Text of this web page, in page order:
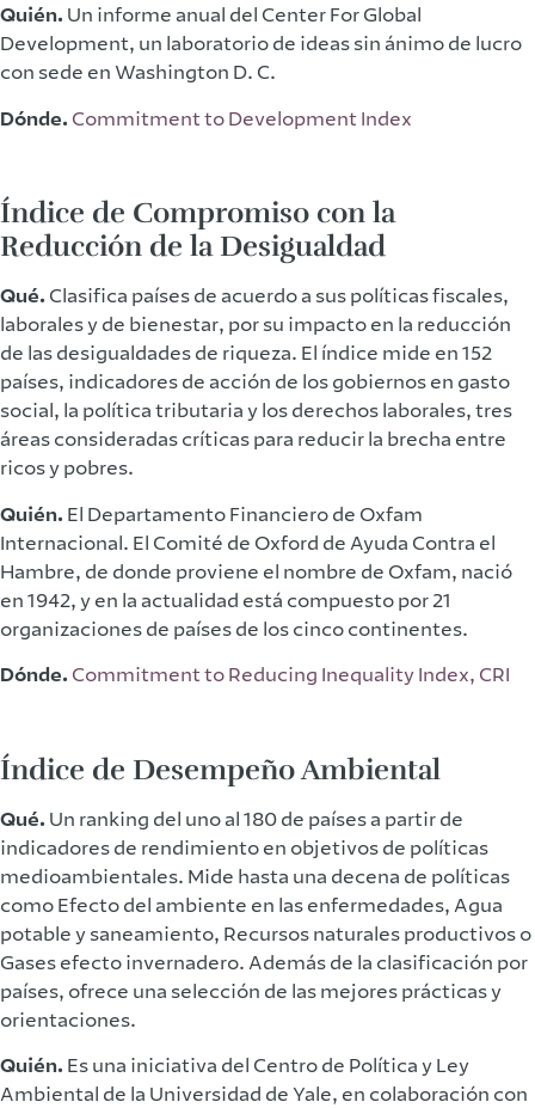
Quién. Un informe anual del Center For Global
Development, un laboratorio de ideas sin ánimo de lucro
con sede en Washington D. C.
Dónde. Commitment to Development Index
Índice de Compromiso con la
Reducción de la Desigualdad
Qué. Clasifica países de acuerdo a sus políticas fiscales,
laborales y de bienestar, por su impacto en la reducción
de las desigualdades de riqueza. El índice mide en 152
países, indicadores de acción de los gobiernos en gasto
social, la política tributaria y los derechos laborales, tres
áreas consideradas críticas para reducir la brecha entre
ricos y pobres.
Quién. El Departamento Financiero de Oxfam
Internacional. El Comité de Oxford de Ayuda Contra el
Hambre, de donde proviene el nombre de Oxfam, nació
en 1942, y en la actualidad está compuesto por 21
organizaciones de países de los cinco continentes.
Dónde. Commitment to Reducing Inequality Index, CRI
Índice de Desempeño Ambiental
Qué. Un ranking del uno al 180 de países a partir de
indicadores de rendimiento en objetivos de políticas
medioambientales. Mide hasta una decena de políticas
como Efecto del ambiente en las enfermedades, Agua
potable y saneamiento, Recursos naturales productivos o
Gases efecto invernadero. Además de la clasificación por
países, ofrece una selección de las mejores prácticas y
orientaciones.
Quién. Es una iniciativa del Centro de Política y Ley
Ambiental de la Universidad de Yale, en colaboración con